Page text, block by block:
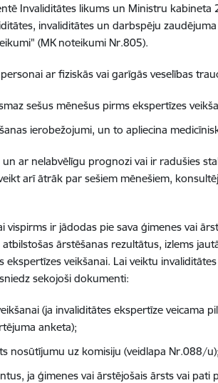
Invaliditātes likums un Ministru kabineta
invaliditātes un darbspēju
(MK noteikumi Nr.805).
ar fiziskās vai garīgās veselības
sešus mēnešus pirms ekspertīzes
ierobežojumi, un to apliecina
ar nelabvēlīgu prognozi vai ir radušies
arī ātrāk par sešiem mēnešiem,
vispirms ir jādodas pie sava ģimenes vai
ārstēšanas rezultātus, izlems
veikšanai. Lai veiktu
sekojoši dokumenti:
(ja invaliditātes ekspertīze veicama
anketa);
nosūtījumu uz komisiju (veidlapa Nr.088/u);
ja ģimenes vai ārstējošais ārsts vai pati